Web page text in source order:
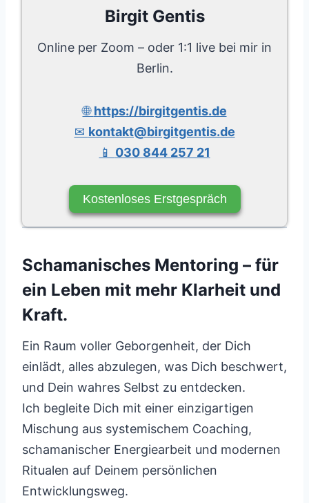
Birgit Gentis
Online per Zoom – oder 1:1 live bei mir in
Berlin.
🌐https://birgitgentis.de
✉ kontakt@birgitgentis.de
📱 030 844 257 21
Kostenloses Erstgespräch
Schamanisches Mentoring – für
ein Leben mit mehr Klarheit und
Kraft.
Ein Raum voller Geborgenheit, der Dich
einlädt, alles abzulegen, was Dich beschwert,
und Dein wahres Selbst zu entdecken.
Ich begleite Dich mit einer einzigartigen
Mischung aus systemischem Coaching,
schamanischer Energiearbeit und modernen
Ritualen auf Deinem persönlichen
Entwicklungsweg.